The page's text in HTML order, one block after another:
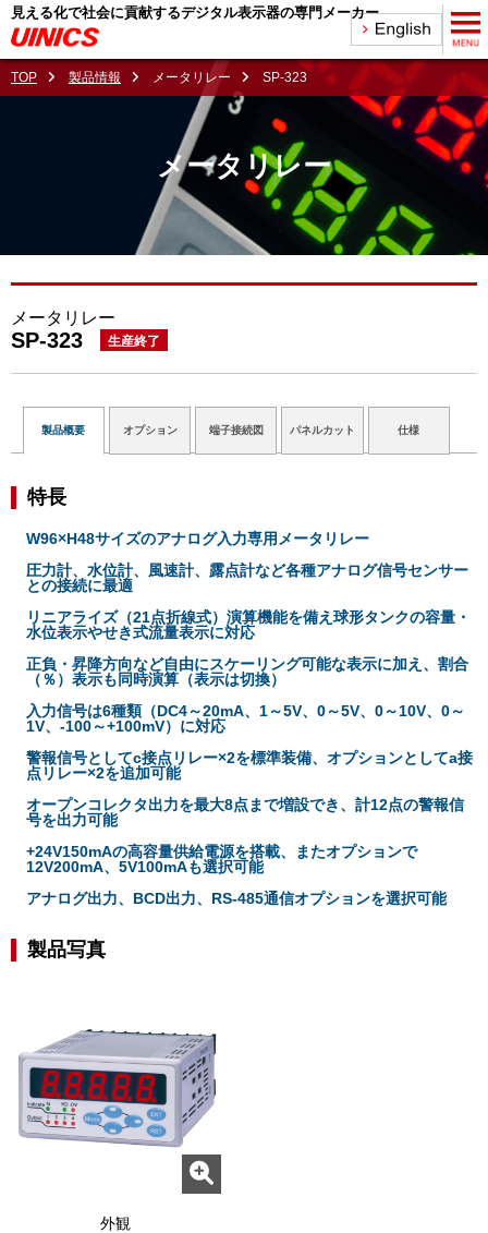
見える化で社会に貢献するデジタル表示器の専門メーカー
TOP 製品情報 メータリレー SP-323
メータリレー
メータリレー
SP-323 生産終了
製品概要 オプション 端子接続図 パネルカット 仕様
特長
W96×H48サイズのアナログ入力専用メータリレー
圧力計、水位計、風速計、露点計など各種アナログ信号センサー
との接続に最適
リニアライズ（21点折線式）演算機能を備え球形タンクの容量・
水位表示やせき式流量表示に対応
正負・昇降方向など自由にスケーリング可能な表示に加え、割合
（％）表示も同時演算（表示は切換）
入力信号は6種類（DC4～20mA、1～5V、0～5V、0～10V、0～
1V、-100～+100mV）に対応
警報信号としてc接点リレー×2を標準装備、オプションとしてa接
点リレー×2を追加可能
オープンコレクタ出力を最大8点まで増設でき、計12点の警報信
号を出力可能
+24V150mAの高容量供給電源を搭載、またオプションで
12V200mA、5V100mAも選択可能
アナログ出力、BCD出力、RS-485通信オプションを選択可能
製品写真
外観